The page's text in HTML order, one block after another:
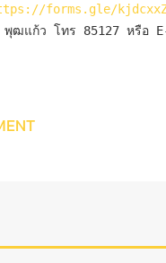
forms.gle/
พุฒแก้ว โทร 85127 หรือ